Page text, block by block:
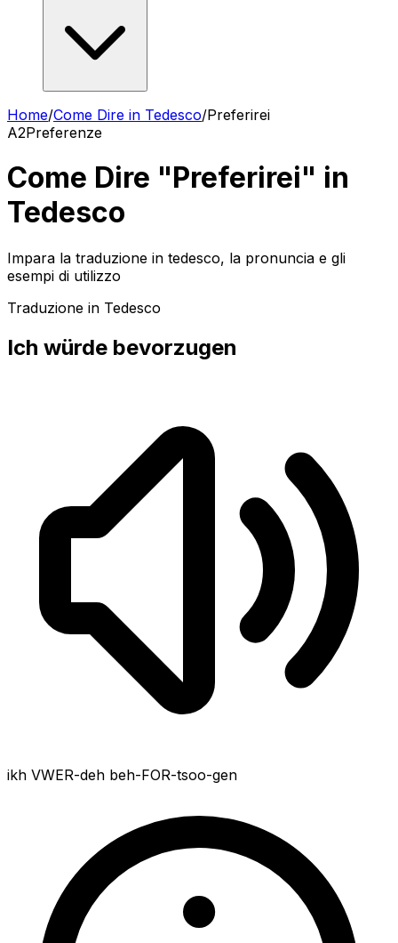
Home/Come Dire in Tedesco/Preferirei
A2Preferenze
Come Dire "Preferirei" in
Tedesco
Impara la traduzione in tedesco, la pronuncia e gli
esempi di utilizzo
Traduzione in Tedesco
Ich würde bevorzugen
ikh VWER-deh beh-FOR-tsoo-gen